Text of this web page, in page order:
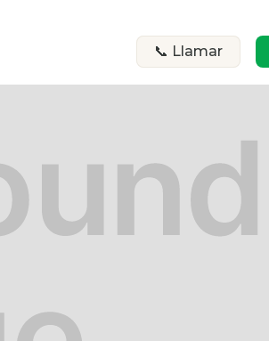
📞 Llamar